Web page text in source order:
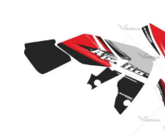
товар
имеет
несколько